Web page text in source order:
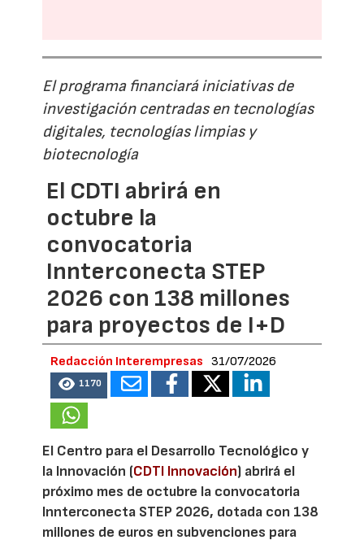
El programa financiará iniciativas de
investigación centradas en tecnologías
digitales, tecnologías limpias y
biotecnología
El CDTI abrirá en
octubre la
convocatoria
Innterconecta STEP
2026 con 138 millones
para proyectos de I+D
Redacción Interempresas 31/07/2026
1170
El Centro para el Desarrollo Tecnológico y
la Innovación (CDTI Innovación) abrirá el
próximo mes de octubre la convocatoria
Innterconecta STEP 2026, dotada con 138
millones de euros en subvenciones para